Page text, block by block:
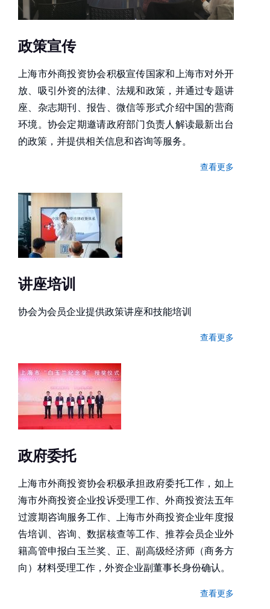
政策宣传
上海市外商投资协会积极宣传国家和上海市对外开
放、吸引外资的法律、法规和政策，并通过专题讲
座、杂志期刊、报告、微信等形式介绍中国的营商
环境。协会定期邀请政府部门负责人解读最新出台
的政策，并提供相关信息和咨询等服务。
查看更多
讲座培训
协会为会员企业提供政策讲座和技能培训
查看更多
政府委托
上海市外商投资协会积极承担政府委托工作，如上
海市外商投资企业投诉受理工作、外商投资法五年
过渡期咨询服务工作、上海市外商投资企业年度报
告培训、咨询、数据核查等工作、推荐会员企业外
籍高管申报白玉兰奖、正、副高级经济师（商务方
向）材料受理工作，外资企业副董事长身份确认。
查看更多